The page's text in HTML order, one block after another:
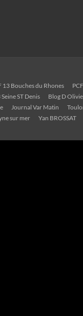
13 Bouches du Rhones
Seine ST Denis Blog D
Journal Var Matin
sur mer Yan BROSSAT